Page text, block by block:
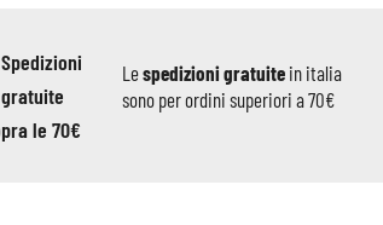
Lespedizioni gratuitein italia
sono per ordini superiori a 70€